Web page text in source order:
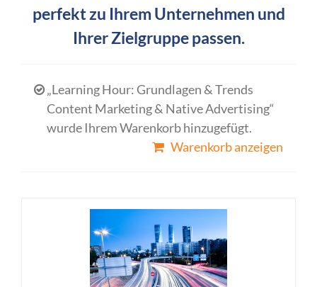
perfekt zu Ihrem Unternehmen und
Ihrer Zielgruppe passen.
„Learning Hour: Grundlagen & Trends
Content Marketing & Native Advertising“
wurde Ihrem Warenkorb hinzugefügt.
Warenkorb anzeigen